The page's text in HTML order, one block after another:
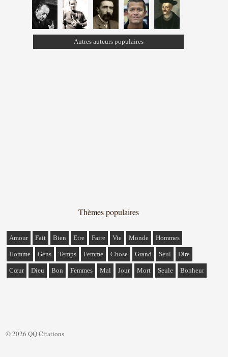
Autres auteurs populaires
Thèmes populaires
Amour Fait Bien Etre Faire Vie Monde Hommes
Homme Gens Temps Femme Chose Grand Seul Dire
Cœur Dieu Bon Femmes Mal Jour Mort Seule Bonheur
© 2026 QQ Citations